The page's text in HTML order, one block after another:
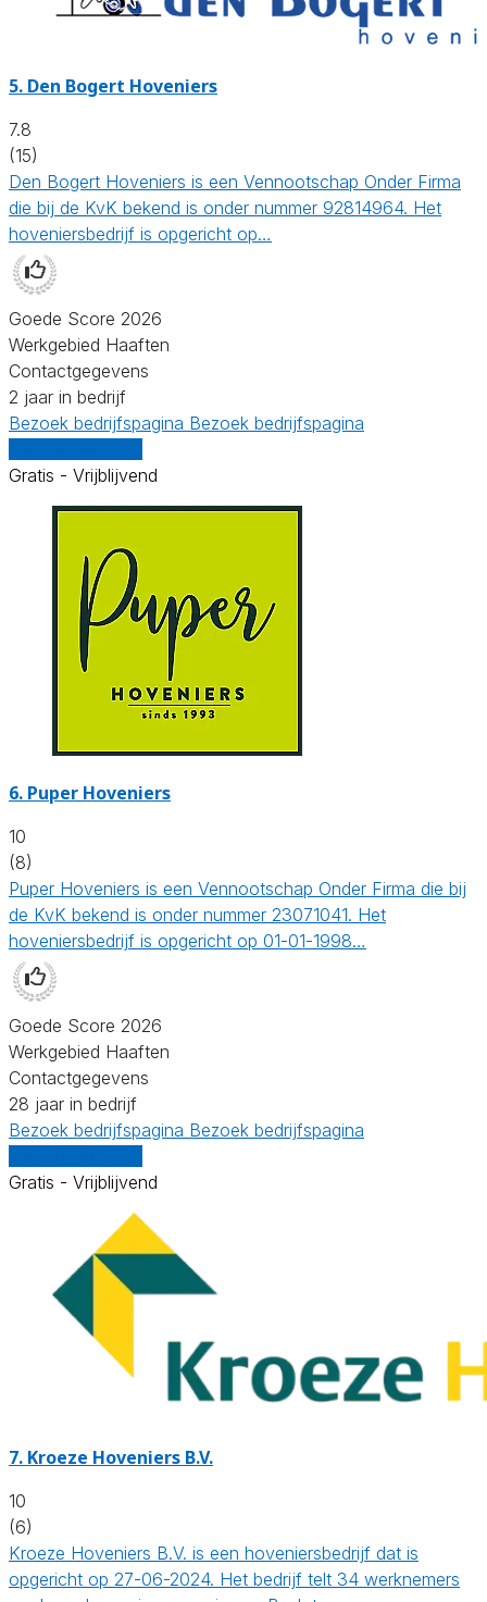
5. Den Bogert Hoveniers
7.8
(15)
Den Bogert Hoveniers is een Vennootschap Onder Firma
die bij de KvK bekend is onder nummer 92814964. Het
hoveniersbedrijf is opgericht op…
Goede Score 2026
Werkgebied Haaften
Contactgegevens
2 jaar in bedrijf
Bezoek bedrijfspagina Bezoek bedrijfspagina
Gratis - Vrijblijvend
6. Puper Hoveniers
10
(8)
Puper Hoveniers is een Vennootschap Onder Firma die bij
de KvK bekend is onder nummer 23071041. Het
hoveniersbedrijf is opgericht op 01-01-1998…
Goede Score 2026
Werkgebied Haaften
Contactgegevens
28 jaar in bedrijf
Bezoek bedrijfspagina Bezoek bedrijfspagina
Gratis - Vrijblijvend
7. Kroeze Hoveniers B.V.
10
(6)
Kroeze Hoveniers B.V. is een hoveniersbedrijf dat is
opgericht op 27-06-2024. Het bedrijf telt 34 werknemers